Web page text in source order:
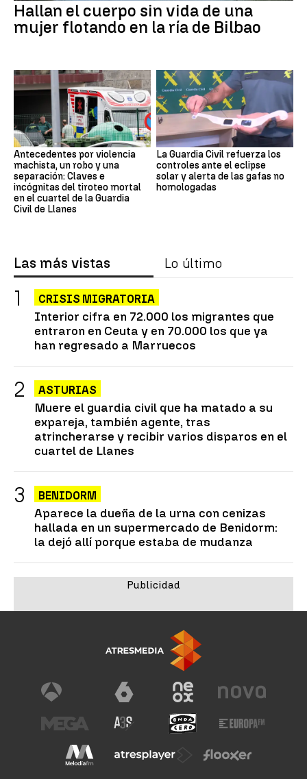
Hallan el cuerpo sin vida de una
mujer flotando en la ría de Bilbao
Antecedentes por violencia
machista, un robo y una
separación: Claves e
incógnitas del tiroteo mortal
en el cuartel de la Guardia
Civil de Llanes
La Guardia Civil refuerza los
controles ante el eclipse
solar y alerta de las gafas no
homologadas
Las más vistas Lo último
CRISIS MIGRATORIA
Interior cifra en 72.000 los migrantes que
entraron en Ceuta y en 70.000 los que ya
han regresado a Marruecos
ASTURIAS
Muere el guardia civil que ha matado a su
expareja, también agente, tras
atrincherarse y recibir varios disparos en el
cuartel de Llanes
BENIDORM
Aparece la dueña de la urna con cenizas
hallada en un supermercado de Benidorm:
la dejó allí porque estaba de mudanza